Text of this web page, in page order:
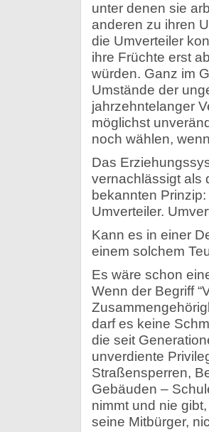
unter denen sie
anderen zu ihren
die Umverteiler
ihre Früchte erst
würden. Ganz im
Umstände der
jahrzehntelanger
möglichst
noch wählen,
Das
vernachlässigt als
bekannten
Umverteiler.
Kann es in einer
einem solchem
Es wäre schon
Wenn der Begriff
darf es keine
die seit
unverdiente
Straßensperren,
Gebäuden –
nimmt und nie
seine Mitbürger,